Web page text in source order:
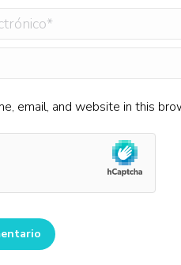
*
email, and website in this